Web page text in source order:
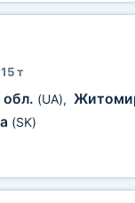
15 т
обл. (UA),
(SK)